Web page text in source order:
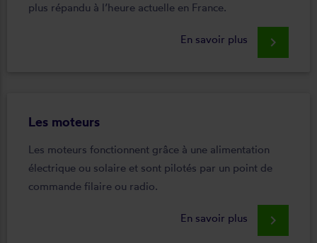
plus répandu à l’heure actuelle en France.
En savoir plus keyboard_arrow_right
Les moteurs
Les moteurs fonctionnent grâce à une alimentation
électrique ou solaire et sont pilotés par un point de
commande filaire ou radio.
En savoir plus keyboard_arrow_right